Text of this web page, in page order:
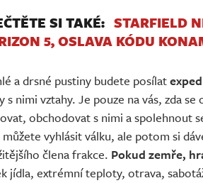
SI TAKÉ: STARFIELD
5, OSLAVA KÓDU
a drsné pustiny budete posílat
s nimi vztahy. Je pouze na vás, zda
obchodovat s nimi a spolehnout
vyhlásit válku, ale potom si
člena frakce. Pokud zemře,
jídla, extrémní teploty, otrava,